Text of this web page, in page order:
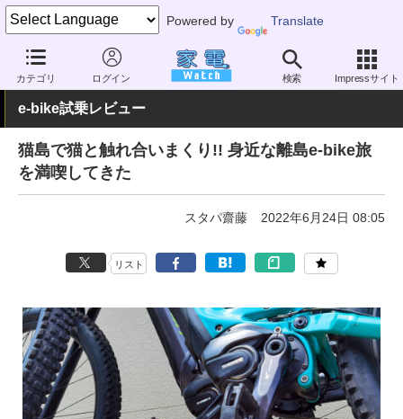
Powered by Translate
カテゴリ ログイン 検索 Impressサイト
家電 Watch その他・家電 アウトドア 電動自転車
e-bike試乗レビュー
猫島で猫と触れ合いまくり!! 身近な離島e-bike旅
を満喫してきた
スタパ齋藤 2022年6月24日 08:05
リスト